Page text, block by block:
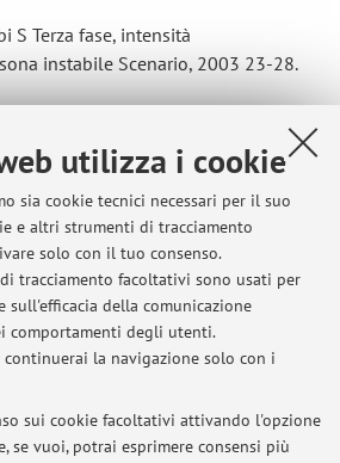
utilizza i cookie
sia cookie tecnici necessari per il suo
e altri strumenti di tracciamento
solo con il tuo consenso.
tracciamento facoltativi sono usati per
sull'efficacia della comunicazione
comportamenti degli utenti.
la navigazione solo con i
sui cookie facoltativi attivando l'opzione
se vuoi, potrai esprimere consensi più
S Terza fase, intensità
instabile Scenario, 2003 23-28.
B, Lazzari C, Pasquini A, Stampi
infermieristiche, l'infermiere
di famiglia Italian Journal
L'organizzazione dell'assistenza-
utente L' Infermiere Dirigente, 1997